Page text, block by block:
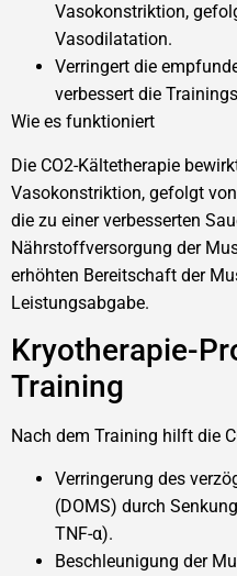
Vasokonstriktion,
Vasodilatation.
Verringert die
verbessert die
Wie es funktioniert
Die CO2-Kältetherapie
Vasokonstriktion, gefolgt
die zu einer verbesserten
Nährstoffversorgung der
erhöhten Bereitschaft der
Leistungsabgabe.
Kryotherapie-
Training
Nach dem Training hilft die
Verringerung des
(DOMS) durch
TNF-α).
Beschleunigung der